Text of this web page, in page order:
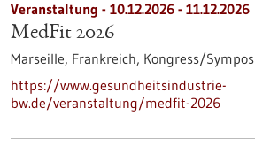
Veranstaltung - 10.12.2026 - 11.12.2026
MedFit 2026
Marseille, Frankreich, Kongress/
https://www.gesundheitsindustrie-
bw.de/veranstaltung/medfit-2026